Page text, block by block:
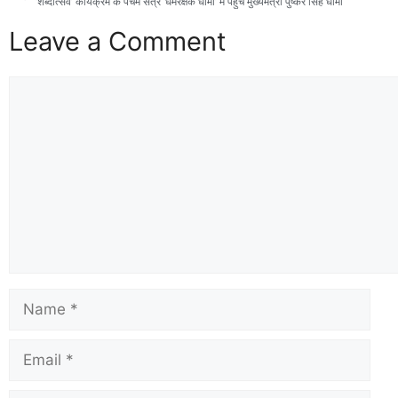
Leave a Comment